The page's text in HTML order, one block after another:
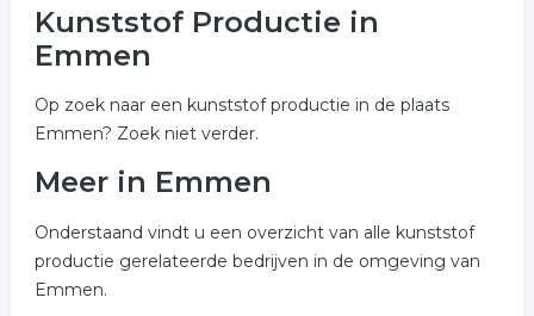
Kunststof Productie in
Emmen
Op zoek naar een kunststof productie in de plaats
Emmen? Zoek niet verder.
Meer in Emmen
Onderstaand vindt u een overzicht van alle kunststof
productie gerelateerde bedrijven in de omgeving van
Emmen.